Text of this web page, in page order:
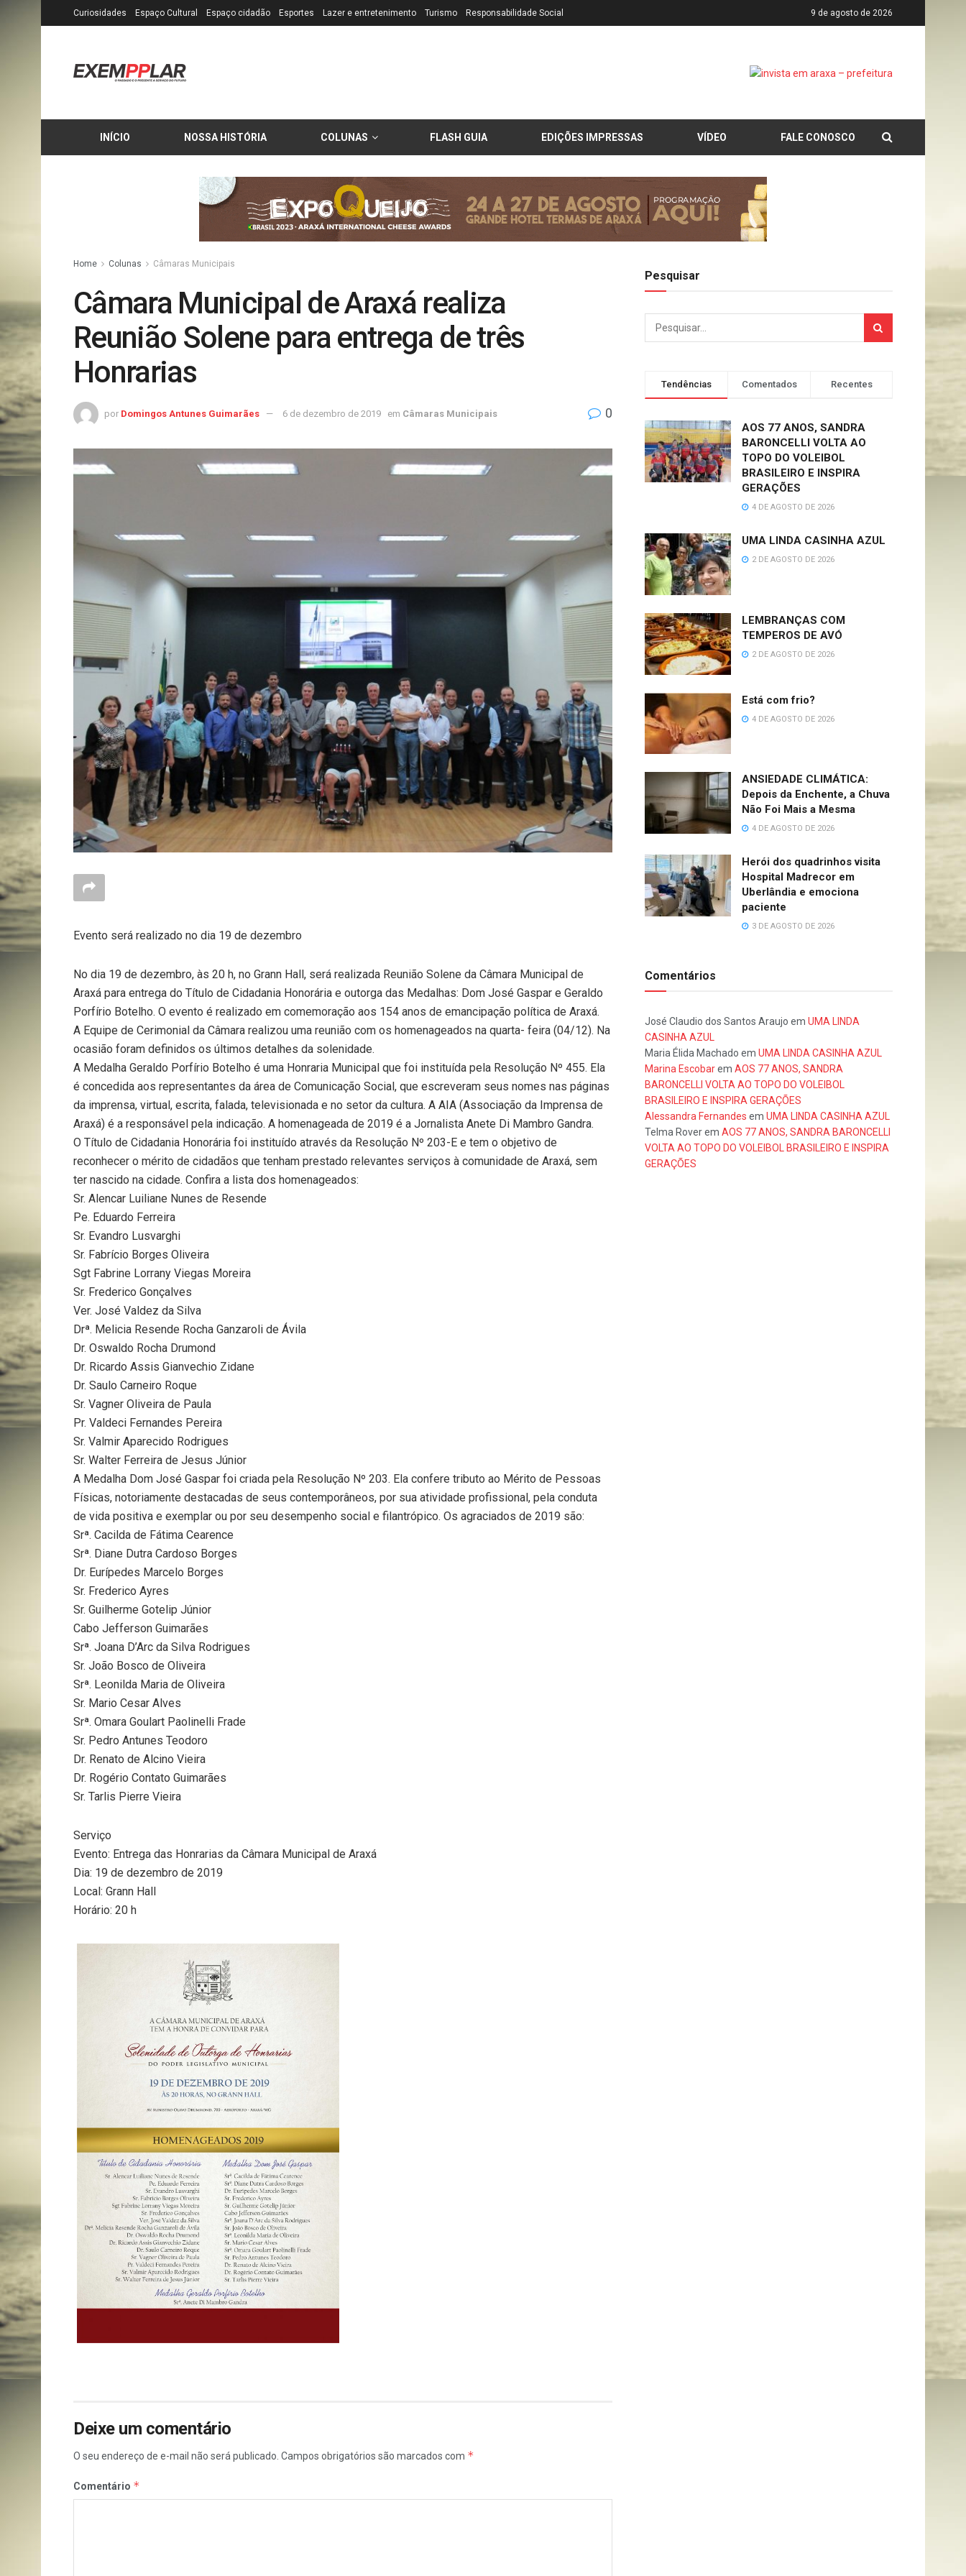
Curiosidades Espaço Cultural Espaço cidadão Esportes Lazer e entretenimento Turismo Responsabilidade Social 9 de agosto de 2026
INÍCIO NOSSA HISTÓRIA COLUNAS FLASH GUIA EDIÇÕES IMPRESSAS VÍDEO FALE CONOSCO
Home Colunas Câmaras Municipais
Câmara Municipal de Araxá realiza
Reunião Solene para entrega de três
Honrarias
por Domingos Antunes Guimarães 6 de dezembro de 2019 em Câmaras Municipais 0
Evento será realizado no dia 19 de dezembro
No dia 19 de dezembro, às 20 h, no Grann Hall, será realizada Reunião Solene da Câmara Municipal de
Araxá para entrega do Título de Cidadania Honorária e outorga das Medalhas: Dom José Gaspar e Geraldo
Porfírio Botelho. O evento é realizado em comemoração aos 154 anos de emancipação política de Araxá.
A Equipe de Cerimonial da Câmara realizou uma reunião com os homenageados na quarta- feira (04/12). Na
ocasião foram definidos os últimos detalhes da solenidade.
A Medalha Geraldo Porfírio Botelho é uma Honraria Municipal que foi instituída pela Resolução Nº 455. Ela
é concedida aos representantes da área de Comunicação Social, que escreveram seus nomes nas páginas
da imprensa, virtual, escrita, falada, televisionada e no setor da cultura. A AIA (Associação da Imprensa de
Araxá) é a responsável pela indicação. A homenageada de 2019 é a Jornalista Anete Di Mambro Gandra.
O Título de Cidadania Honorária foi instituído através da Resolução Nº 203-E e tem o objetivo de
reconhecer o mérito de cidadãos que tenham prestado relevantes serviços à comunidade de Araxá, sem
ter nascido na cidade. Confira a lista dos homenageados:
Sr. Alencar Luiliane Nunes de Resende
Pe. Eduardo Ferreira
Sr. Evandro Lusvarghi
Sr. Fabrício Borges Oliveira
Sgt Fabrine Lorrany Viegas Moreira
Sr. Frederico Gonçalves
Ver. José Valdez da Silva
Drª. Melicia Resende Rocha Ganzaroli de Ávila
Dr. Oswaldo Rocha Drumond
Dr. Ricardo Assis Gianvechio Zidane
Dr. Saulo Carneiro Roque
Sr. Vagner Oliveira de Paula
Pr. Valdeci Fernandes Pereira
Sr. Valmir Aparecido Rodrigues
Sr. Walter Ferreira de Jesus Júnior
A Medalha Dom José Gaspar foi criada pela Resolução Nº 203. Ela confere tributo ao Mérito de Pessoas
Físicas, notoriamente destacadas de seus contemporâneos, por sua atividade profissional, pela conduta
de vida positiva e exemplar ou por seu desempenho social e filantrópico. Os agraciados de 2019 são:
Srª. Cacilda de Fátima Cearence
Srª. Diane Dutra Cardoso Borges
Dr. Eurípedes Marcelo Borges
Sr. Frederico Ayres
Sr. Guilherme Gotelip Júnior
Cabo Jefferson Guimarães
Srª. Joana D’Arc da Silva Rodrigues
Sr. João Bosco de Oliveira
Srª. Leonilda Maria de Oliveira
Sr. Mario Cesar Alves
Srª. Omara Goulart Paolinelli Frade
Sr. Pedro Antunes Teodoro
Dr. Renato de Alcino Vieira
Dr. Rogério Contato Guimarães
Sr. Tarlis Pierre Vieira
Serviço
Evento: Entrega das Honrarias da Câmara Municipal de Araxá
Dia: 19 de dezembro de 2019
Local: Grann Hall
Horário: 20 h
Deixe um comentário
O seu endereço de e-mail não será publicado. Campos obrigatórios são marcados com *
Comentário *
Pesquisar
Tendências Comentados Recentes
AOS 77 ANOS, SANDRA
BARONCELLI VOLTA AO
TOPO DO VOLEIBOL
BRASILEIRO E INSPIRA
GERAÇÕES
4 DE AGOSTO DE 2026
UMA LINDA CASINHA AZUL
2 DE AGOSTO DE 2026
LEMBRANÇAS COM
TEMPEROS DE AVÓ
2 DE AGOSTO DE 2026
Está com frio?
4 DE AGOSTO DE 2026
ANSIEDADE CLIMÁTICA:
Depois da Enchente, a Chuva
Não Foi Mais a Mesma
4 DE AGOSTO DE 2026
Herói dos quadrinhos visita
Hospital Madrecor em
Uberlândia e emociona
paciente
3 DE AGOSTO DE 2026
Comentários
José Claudio dos Santos Araujo em UMA LINDA
CASINHA AZUL
Maria Élida Machado em UMA LINDA CASINHA AZUL
Marina Escobarem AOS 77 ANOS, SANDRA
BARONCELLI VOLTA AO TOPO DO VOLEIBOL
BRASILEIRO E INSPIRA GERAÇÕES
Alessandra Fernandes em UMA LINDA CASINHA AZUL
Telma Roverem AOS 77 ANOS, SANDRA BARONCELLI
VOLTA AO TOPO DO VOLEIBOL BRASILEIRO E INSPIRA
GERAÇÕES